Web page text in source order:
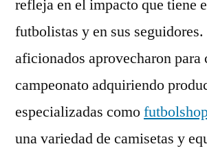
refleja en el impacto que tiene
futbolistas y en sus
aficionados aprovecharon para
campeonato adquiriendo
especializadas como
una variedad de camisetas y